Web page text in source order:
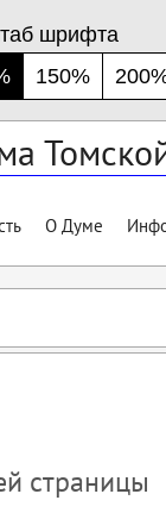
шрифта
150%
О Думе
страницы